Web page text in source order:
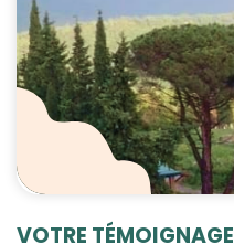
VOTRE TÉMOIGNAGE